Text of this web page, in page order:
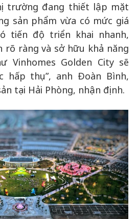
trường đang thiết lập mặt
sản phẩm vừa có mức giá
tiến độ triển khai nhanh,
rõ ràng và sở hữu khả năng
Vinhomes Golden City sẽ
hấp thụ”, anh Đoàn Bình,
tại Hải Phòng, nhận định.